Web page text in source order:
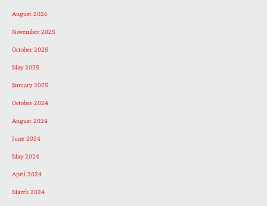
August 2026
November 2025
October 2025
May 2025
January 2025
October 2024
August 2024
June 2024
May 2024
April 2024
March 2024